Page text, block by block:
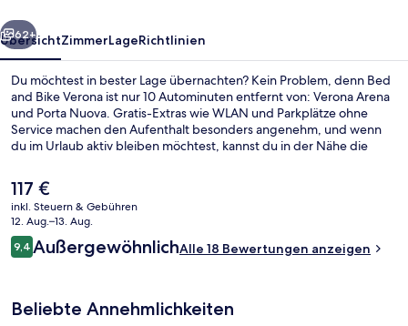
Weiter
62+
ÜbersichtZimmerLageRichtlinien
Du möchtest in bester Lage übernachten? Kein Problem, denn Bed
and Bike Verona ist nur 10 Autominuten entfernt von: Verona Arena
und Porta Nuova. Gratis-Extras wie WLAN und Parkplätze ohne
Service machen den Aufenthalt besonders angenehm, und wenn
du im Urlaub aktiv bleiben möchtest, kannst du in der Nähe die
kostenloser Fahrradverleih, eine Terrasse und ein Garten.
Der
aktuelle
Preis
beträgt
117 €.
117 €
inkl. Steuern & Gebühren
12. Aug.–13. Aug.
Bewertungen
9,49,4 von 10.
AußergewöhnlichAlle 18 Bewertungen anzeigen
Beliebte Annehmlichkeiten